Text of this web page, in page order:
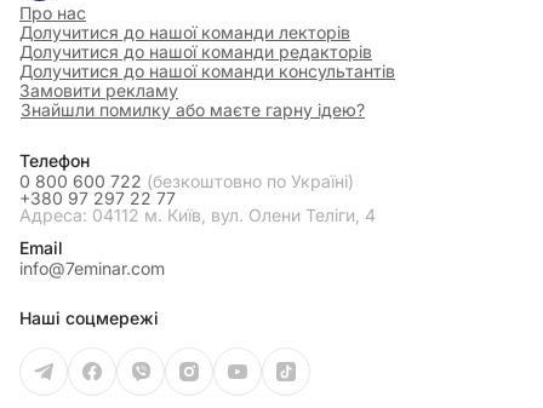
Про нас
Долучитися до нашої команди лекторів
Долучитися до нашої команди редакторів
Долучитися до нашої команди консультантів
Замовити рекламу
Знайшли помилку або маєте гарну ідею?
Телефон
0 800 600 722 (безкоштовно по Україні)
+380 97 297 22 77
Адреса: 04112 м. Київ, вул. Олени Теліги, 4
Email
info@7eminar.com
Наші соцмережі